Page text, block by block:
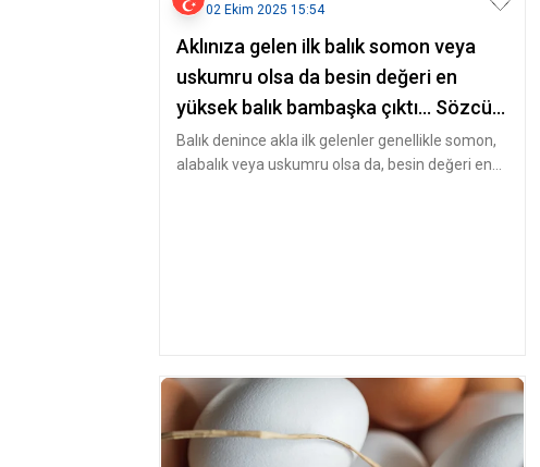
02 Ekim 2025 15:54
Aklınıza gelen ilk balık somon veya
uskumru olsa da besin değeri en
yüksek balık bambaşka çıktı... Sözcü
Gazetesi
Balık denince akla ilk gelenler genellikle somon,
alabalık veya uskumru olsa da, besin değeri en